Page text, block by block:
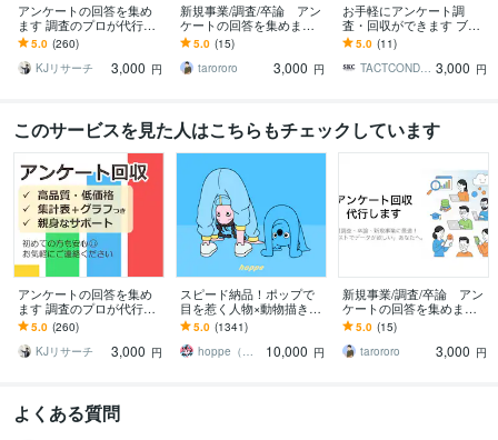
アンケートの回答を集め
ます 調査のプロが代行し
ます アンケート/ブログ記
事/商品・事業開発/卒論/プ
レスリリース
5.0 (260)
KJリサーチ
3,000 円
新規事業/調査/卒論 アン
ケートの回答を集めます
アンケート/新規事業/市場
調査/卒業論文/ブログ
5.0 (15)
tarororo
3,000 円
お手軽にアンケート調
査・回収ができます ブロ
グやYouTubeでも使えるア
ンケート調査いたしま
す！
5.0 (11)
TACTCONDUCTOR 3,000 円
このサービスを見た人はこちらもチェックしています
アンケートの回答を集め
ます 調査のプロが代行し
ます アンケート/ブログ記
事/商品・事業開発/卒論/プ
レスリリース
5.0 (260)
KJリサーチ
3,000 円
スピード納品！ポップで
目を惹く人物×動物描きま
す 挿絵・動画・グッズな
ど鮮やかな配色で個性を
出したい方へ
5.0 (1341)
hoppe（ほっぺ）
10,000 円
新規事業/調査/卒論 アン
ケートの回答を集めます
アンケート/新規事業/市場
調査/卒業論文/ブログ
5.0 (15)
tarororo
3,000 円
よくある質問